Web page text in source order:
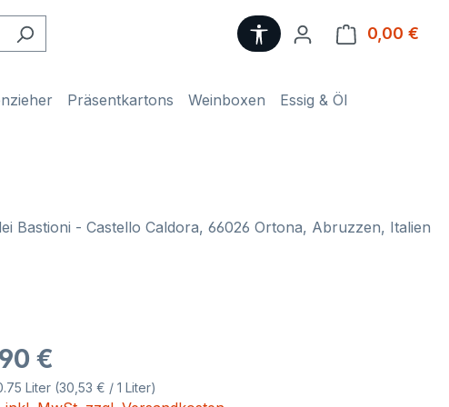
Werkzeugleiste anzeigen
0,00 €
Präsentkartons Weinboxen
Essig & Öl
Bastioni - Castello Caldora, 66026 Ortona, Abruzzen, Italien
Preis:
€
Liter (30,53 € / 1 Liter)